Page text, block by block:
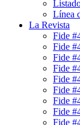
Línea
La Revista
Fide
Fide
Fide
Fide
Fide
Fide
Fide
Fide
Fide